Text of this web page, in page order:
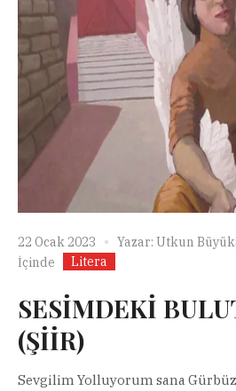
22 Ocak 2023 Yazar: Utkun
İçinde
Litera
SESİMDEKİ
(ŞİİR)
Sevgilim Yolluyorum sana